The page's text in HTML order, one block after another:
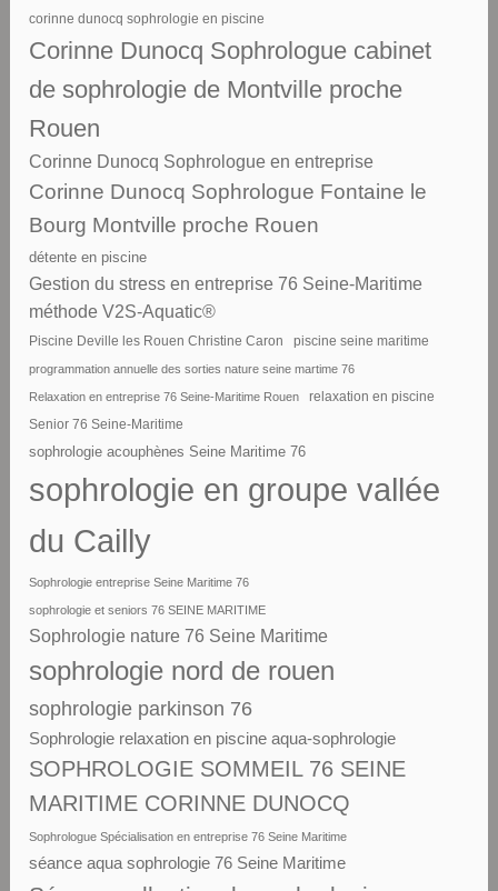
corinne dunocq sophrologie en piscine
Corinne Dunocq Sophrologue cabinet
de sophrologie de Montville proche
Rouen
Corinne Dunocq Sophrologue en entreprise
Corinne Dunocq Sophrologue Fontaine le
Bourg Montville proche Rouen
détente en piscine
Gestion du stress en entreprise 76 Seine-Maritime
méthode V2S-Aquatic®
Piscine Deville les Rouen Christine Caron piscine seine maritime
programmation annuelle des sorties nature seine martime 76
Relaxation en entreprise 76 Seine-Maritime Rouen relaxation en piscine
Senior 76 Seine-Maritime
sophrologie acouphènes Seine Maritime 76
sophrologie en groupe vallée
du Cailly
Sophrologie entreprise Seine Maritime 76
sophrologie et seniors 76 SEINE MARITIME
Sophrologie nature 76 Seine Maritime
sophrologie nord de rouen
sophrologie parkinson 76
Sophrologie relaxation en piscine aqua-sophrologie
SOPHROLOGIE SOMMEIL 76 SEINE
MARITIME CORINNE DUNOCQ
Sophrologue Spécialisation en entreprise 76 Seine Maritime
séance aqua sophrologie 76 Seine Maritime